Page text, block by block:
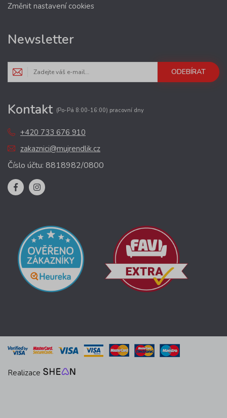
Změnit nastavení cookies
Newsletter
ODEBÍRAT
Kontakt (Po-Pá 8:00-16:00) pracovní dny
+420 733 676 910
zakaznici@mujrendlik.cz
Číslo účtu: 8818982/0800
Realizace